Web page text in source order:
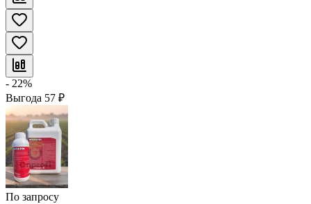
- 22%
Выгода 57 ₽
По запросу